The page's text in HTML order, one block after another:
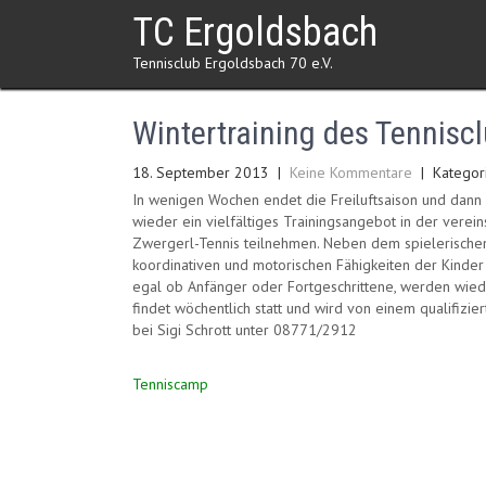
TC Ergoldsbach
Tennisclub Ergoldsbach 70 e.V.
Wintertraining des
18. September 2013 | Keine Kommentare |
In wenigen Wochen endet die Freiluftsaison und
wieder ein vielfältiges Trainingsangebot in der
Zwergerl-Tennis teilnehmen. Neben dem
koordinativen und motorischen Fähigkeiten der
egal ob Anfänger oder Fortgeschrittene, werden
findet wöchentlich statt und wird von einem
bei Sigi Schrott unter 08771/2912
Beitragsnavigation
Tenniscamp